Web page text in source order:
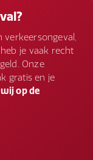
voor
en andere
om verdere
je vaak recht
Onze
gratis en je
op de